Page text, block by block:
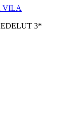
VILA
3*